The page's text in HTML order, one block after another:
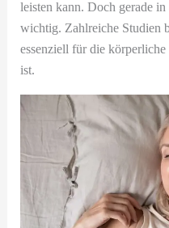
leisten kann. Doch gerade
wichtig. Zahlreiche Studien
essenziell für die
ist.